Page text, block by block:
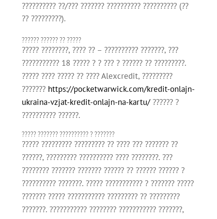
?????????? ??/??? ??????? ?????????? ?????????? (??
?? ?????????).
?????? ?????? ?? ?????
????? ????????, ???? ?? – ?????????? ???????, ???
??????????? 18 ????? ? ? ??? ? ?????? ?? ?????????.
????? ???? ????? ?? ???? Alexcredit, ?????????
??????? https://pocketwarwick.com/kredit-onlajn-
ukraina-vzjat-kredit-onlajn-na-kartu/?????? ?
?????????? ??????.
????? ??????? ?????????? ? ???????
????? ????????? ????????? ?? ???? ??? ??????? ??
??????, ????????? ?????????? ???? ????????. ???
???????? ??????? ??????? ?????? ?? ?????? ?????? ?
?????????? ???????. ????? ??????????? ? ??????? ?????
??????? ????? ??????????? ????????? ?? ?????????
???????. ??????????? ???????? ??????????? ???????,